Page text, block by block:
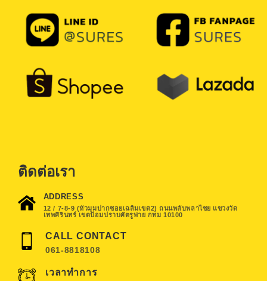
ติดต่อเรา
ADDRESS
12 / 7-8-9 (หัวมุมปากซอยเฉลิมเขต2) ถนนพลับพลาไชย แขวงวัด
เทพศิรินทร์ เขตป้อมปราบศัตรูพ่าย กทม 10100
CALL CONTACT
061-8818108
เวลาทำการ